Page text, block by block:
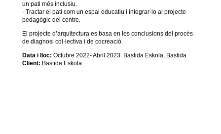
un pati més inclusiu.
· Tractar el pati com un espai educatiu i integrar-lo al projecte
pedagògic del centre.
El projecte d’arquitectura es basa en les conclusions del procés
de diagnosi col·lectiva i de cocreació.
Data i lloc: Octubre 2022- Abril 2023. Bastida Eskola, Bastida
Client: Bastida Eskola